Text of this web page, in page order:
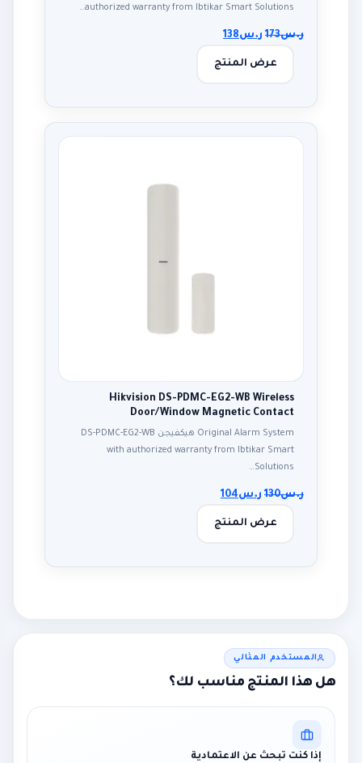
authorized warranty from Ibtikar Smart Solutions…
ر.س173 ر.س138
عرض المنتج
Hikvision DS-PDMC-EG2-WB Wireless
Door/Window Magnetic Contact
Original Alarm System هيكفيجن DS-PDMC-EG2-WB
with authorized warranty from Ibtikar Smart
Solutions…
ر.س130 ر.س104
عرض المنتج
المستخدم المثالي
هل هذا المنتج مناسب لك؟
إذا كنت تبحث عن الاعتمادية